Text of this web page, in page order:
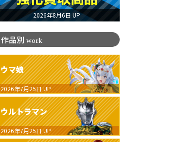
2026年8月6日 UP
作品別 work
ウマ娘
2026年7月25日 UP
ウルトラマン
2026年7月25日 UP